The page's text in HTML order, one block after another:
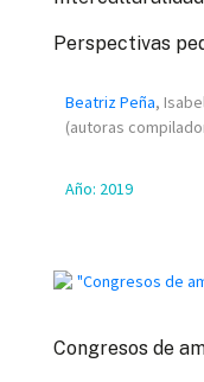
Perspectivas
Beatriz Peña,
(autoras
Año: 2019
Congresos de